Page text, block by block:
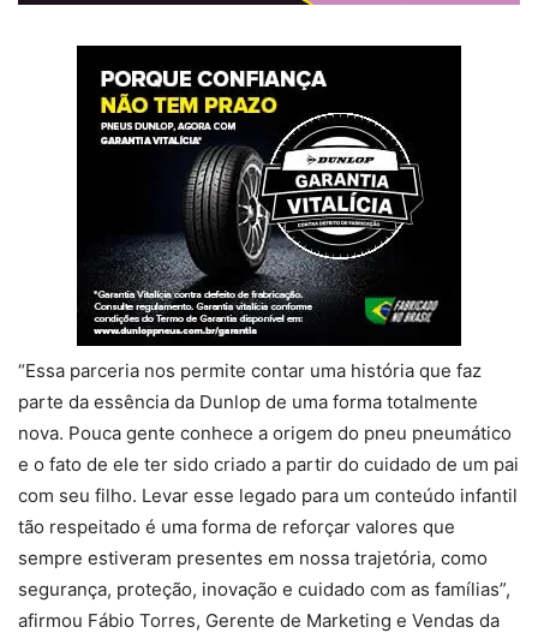
“Essa parceria nos permite contar uma história que faz
parte da essência da Dunlop de uma forma totalmente
nova. Pouca gente conhece a origem do pneu pneumático
e o fato de ele ter sido criado a partir do cuidado de um pai
com seu filho. Levar esse legado para um conteúdo infantil
tão respeitado é uma forma de reforçar valores que
sempre estiveram presentes em nossa trajetória, como
segurança, proteção, inovação e cuidado com as famílias”,
afirmou Fábio Torres, Gerente de Marketing e Vendas da